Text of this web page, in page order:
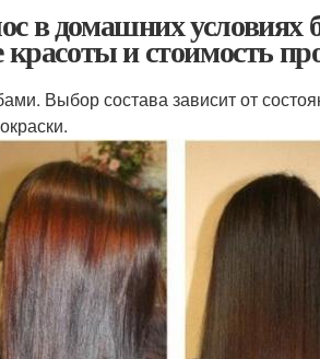
в домашних
красоты и стоимость
Выбор состава зависит от